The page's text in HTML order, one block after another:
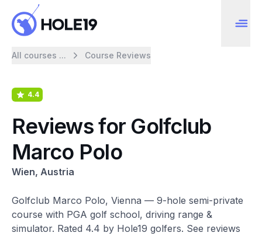
All courses ... Course Reviews
4.4
Reviews for Golfclub
Marco Polo
Wien, Austria
Golfclub Marco Polo, Vienna — 9-hole semi-private
course with PGA golf school, driving range &
simulator. Rated 4.4 by Hole19 golfers. See reviews